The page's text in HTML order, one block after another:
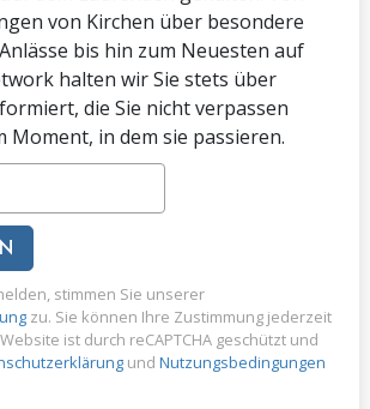
von Kirchen über besondere
bis hin zum Neuesten auf
halten wir Sie stets über
die Sie nicht verpassen
Moment, in dem sie passieren.
stimmen Sie unserer
zu. Sie können Ihre Zustimmung jederzeit
ist durch reCAPTCHA geschützt und
und Nutzungsbedingungen